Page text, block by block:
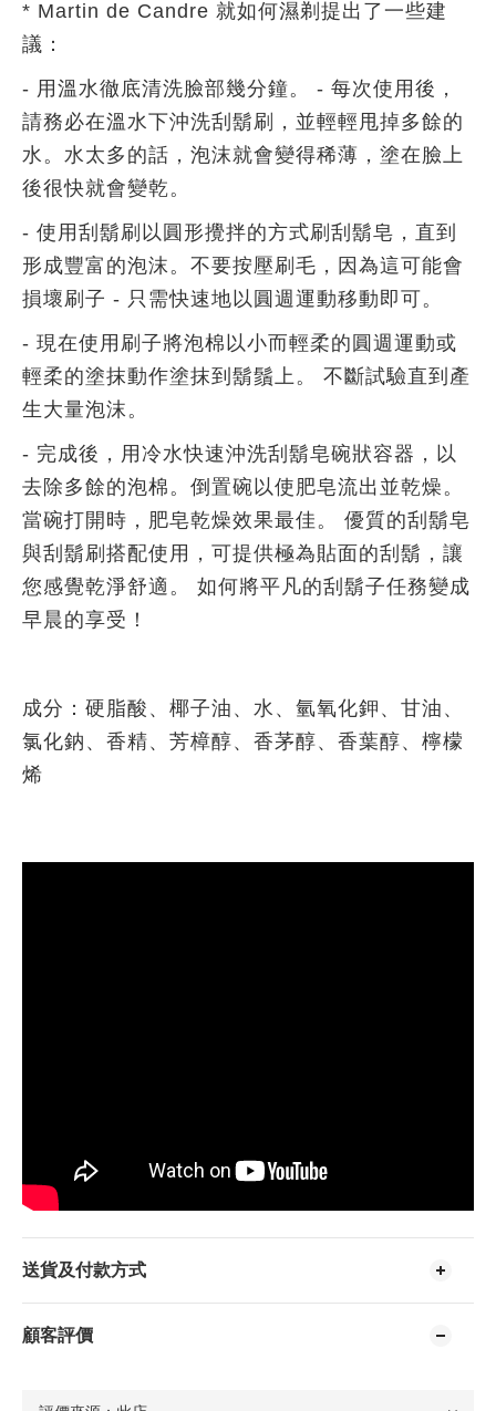
* Martin de Candre 就如何濕剃提出了一些建
議：
- 用溫水徹底清洗臉部幾分鐘。 - 每次使用後，
請務必在溫水下沖洗刮鬍刷，並輕輕甩掉多餘的
水。水太多的話，泡沫就會變得稀薄，塗在臉上
後很快就會變乾。
- 使用刮鬍刷以圓形攪拌的方式刷刮鬍皂，直到
形成豐富的泡沫。不要按壓刷毛，因為這可能會
損壞刷子 - 只需快速地以圓週運動移動即可。
- 現在使用刷子將泡棉以小而輕柔的圓週運動或
輕柔的塗抹動作塗抹到鬍鬚上。 不斷試驗直到產
生大量泡沫。
- 完成後，用冷水快速沖洗刮鬍皂碗狀容器，以
去除多餘的泡棉。倒置碗以使肥皂流出並乾燥。
當碗打開時，肥皂乾燥效果最佳。 優質的刮鬍皂
與刮鬍刷搭配使用，可提供極為貼面的刮鬍，讓
您感覺乾淨舒適。 如何將平凡的刮鬍子任務變成
早晨的享受！
成分：硬脂酸、椰子油、水、氫氧化鉀、甘油、
氯化鈉、香精、芳樟醇、香茅醇、香葉醇、檸檬
烯
送貨及付款方式
顧客評價